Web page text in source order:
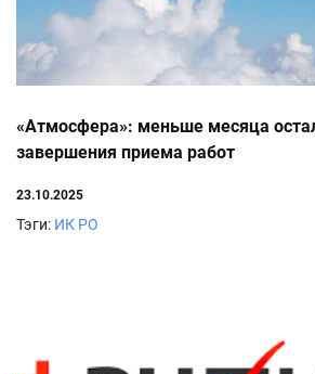
«Атмосфера»: меньше месяца
завершения приема работ
23.10.2025
Тэги: ИК РО